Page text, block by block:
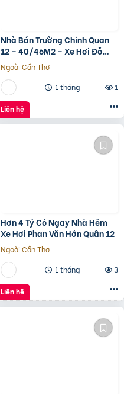
Nhà Bán Trường Chinh Quan
12 – 40/46M2 – Xe Hơi Đỗ
Cửa – 3.1 Tỷ
Ngoài Cần Thơ
1 tháng
1
Liên hệ
Hơn 4 Tỷ Có Ngay Nhà Hẻm
Xe Hơi Phan Văn Hớn Quân 12
Ngoài Cần Thơ
1 tháng
3
Liên hệ